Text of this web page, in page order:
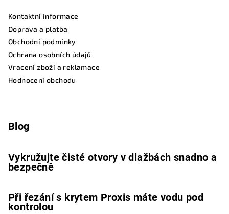
Kontaktní informace
Doprava a platba
Obchodní podmínky
Ochrana osobních údajů
Vracení zboží a reklamace
Hodnocení obchodu
Blog
Vykružujte čisté otvory v dlažbách snadno a
bezpečně
Při řezání s krytem Proxis máte vodu pod
kontrolou